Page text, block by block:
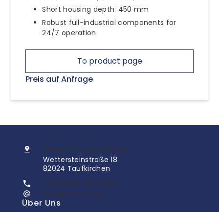
Short housing depth: 450 mm
Robust full-industrial components for
24/7 operation
To product page
Preis auf Anfrage
InoNet Computer GmbH
Wettersteinstraße 18
82024 Taufkirchen
+49 (0)89 666 096 0
info@inonet.com
Über Uns